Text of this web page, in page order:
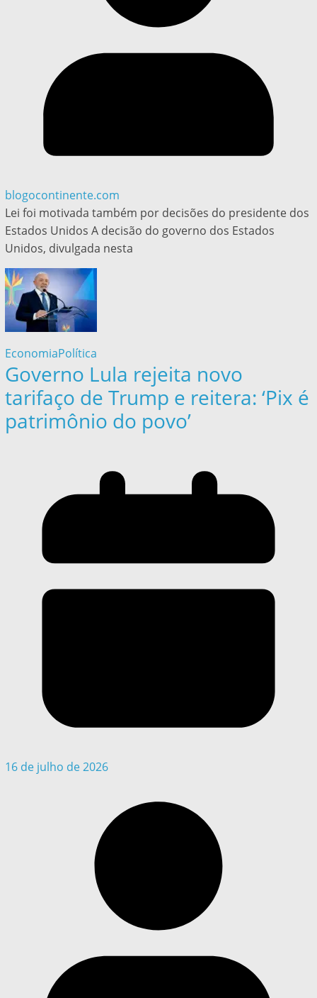
blogocontinente.com
Lei foi motivada também por decisões do presidente dos
Estados Unidos A decisão do governo dos Estados
Unidos, divulgada nesta
EconomiaPolítica
Governo Lula rejeita novo
tarifaço de Trump e reitera: ‘Pix é
patrimônio do povo’
16 de julho de 2026